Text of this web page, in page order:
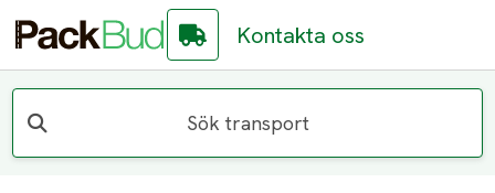
Kontakta oss
Sök transport